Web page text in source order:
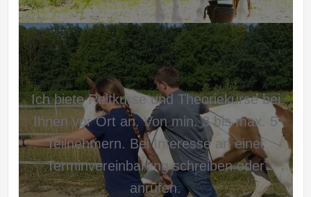
Ich biete Reitkurse und Theoriekurse bei
Ihnen vor Ort an. Von min. 3 bis max. 5
Teilnehmern. Bei Interesse an einer
Terminvereinbarung schreiben oder
anrufen.